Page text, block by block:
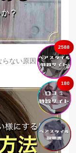
ない原因とは？
180
2588